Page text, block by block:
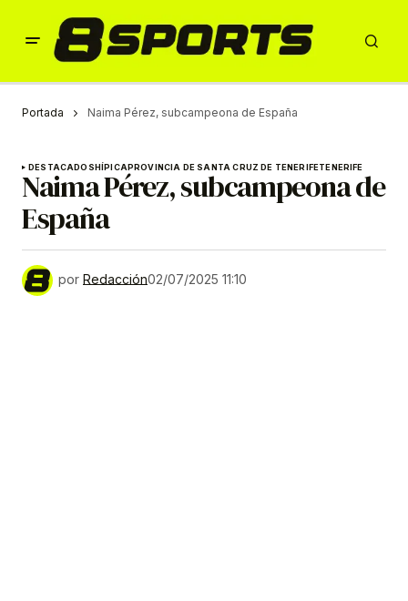
Portada Naima Pérez, subcampeona de España
DESTACADOSHÍPICAPROVINCIA DE SANTA CRUZ DE TENERIFETENERIFE
Naima Pérez, subcampeona de
España
por Redacción02/07/2025 11:10